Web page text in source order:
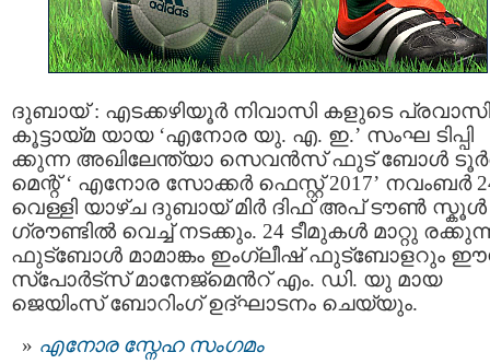
ദുബായ് : എടക്കഴിയൂര്‍ നിവാസി കളുടെ പ്രവാസി
കൂട്ടായ്മ യായ ‘എനോര യു. എ. ഇ.’ സംഘ ടിപ്പി
ക്കുന്ന അഖിലേന്ത്യാ സെവന്‍സ് ഫുട് ബോള്‍
മെന്റ് ‘ എനോര സോക്കര്‍ ഫെസ്റ്റ് 2017’ നവംബര്‍
വെള്ളി യാഴ്ച ദുബായ് മിര്‍ ദിഫ് അപ് ടൗണ്‍ സ്കൂള്‍
ഗ്രൗണ്ടില്‍ വെച്ച് നടക്കും. 24 ടീമുകള്‍ മാറ്റു
ഫുട്ബോള്‍ മാമാങ്കം ഇംഗ്ലീഷ് ഫുട്ബോളറും
സ്പോര്‍ട്സ് മാനേജ്മെന്‍റ് എം. ഡി. യു മായ
ജെയിംസ് ബോറിംഗ് ഉദ്ഘാടനം ചെയ്യും.
എനോര സ്നേഹ സംഗമം